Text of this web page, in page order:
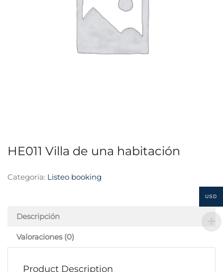
HE011 Villa de una habitación
Categoría: Listeo booking
Descripción
Valoraciones (0)
Product Description
USD